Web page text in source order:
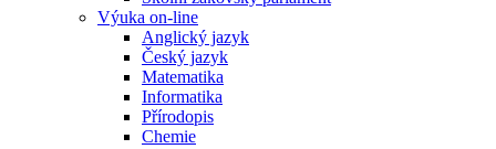
Výuka on-line
Anglický jazyk
Český jazyk
Matematika
Informatika
Přírodopis
Chemie